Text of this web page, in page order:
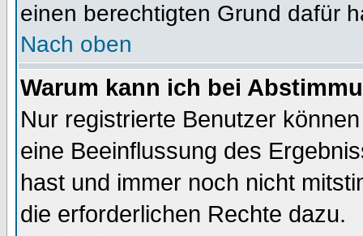
einen berechtigten Grund dafür
Nach oben
Warum kann ich bei
Nur registrierte Benutzer
eine Beeinflussung des
hast und immer noch nicht
die erforderlichen Rechte dazu.